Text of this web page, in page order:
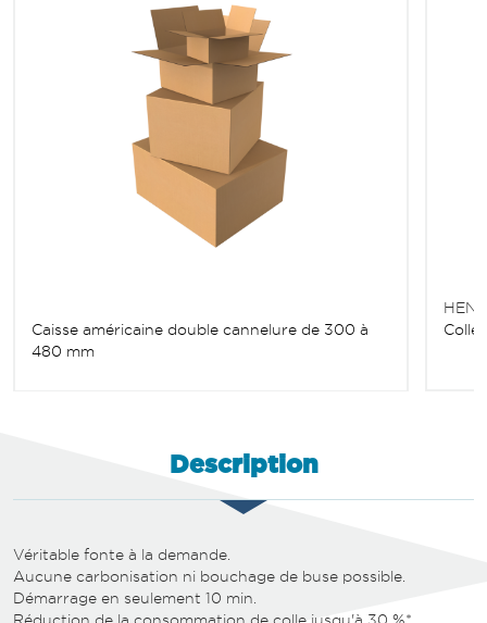
Caisse américaine double cannelure de 300 à
480 mm
Colle
Description
Véritable fonte à la demande.
Aucune carbonisation ni bouchage de buse possible.
Démarrage en seulement 10 min.